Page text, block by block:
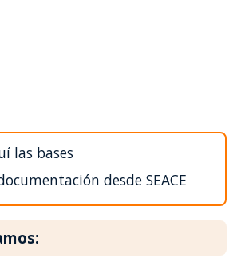
las bases
desde SEACE